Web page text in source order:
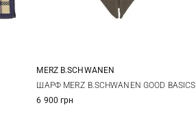
One size
MERZ B.SCHWANEN
ШАРФ MERZ B.SCHWANEN GOOD BASICS
6 900 грн